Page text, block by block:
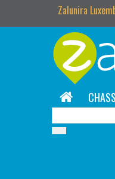
Zalunira